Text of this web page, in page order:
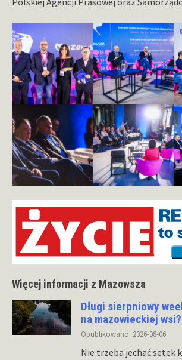
Więcej informacji z Mazowsza
Długi sierpniowy
na mazowieckiej wsi?
Opublikowano: 2026-08-06
Nie trzeba jechać setek